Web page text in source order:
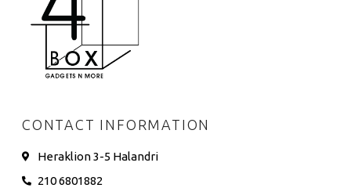
CONTACT INFORMATION
Heraklion 3-5 Halandri
210 6801882